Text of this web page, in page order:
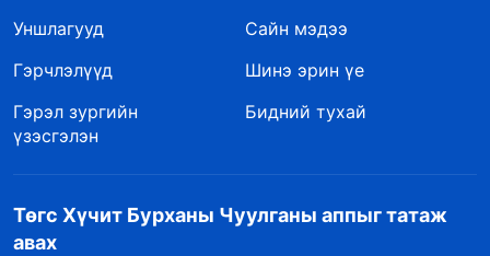
Уншлагууд
Сайн мэдээ
Гэрчлэлүүд
Шинэ эрин үе
Гэрэл зургийн
үзэсгэлэн
Бидний тухай
Төгс Хүчит Бурханы Чуулганы аппыг татаж
авах